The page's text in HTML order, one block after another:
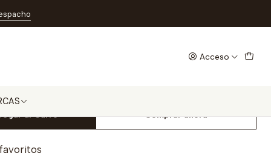
Acceso
4 Matic Premium 5
al Carro Comprar ahora